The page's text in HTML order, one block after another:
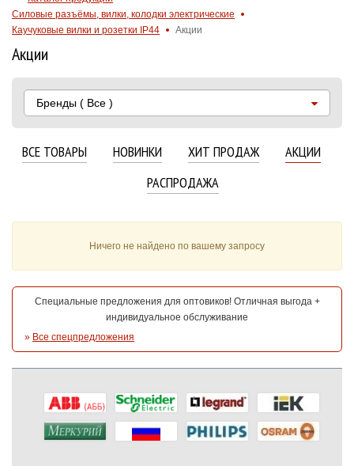
Силовые разъёмы, вилки, колодки электрические
Каучуковые вилки и розетки IP44
Акции
Акции
Бренды ( Все )
ВСЕ ТОВАРЫ НОВИНКИ ХИТ ПРОДАЖ
АКЦИИ
РАСПРОДАЖА
Ничего не найдено по вашему запросу
Специальные предложения для оптовиков! Отличная выгода +
индивидуальное обслуживание
» Все спецпредложения